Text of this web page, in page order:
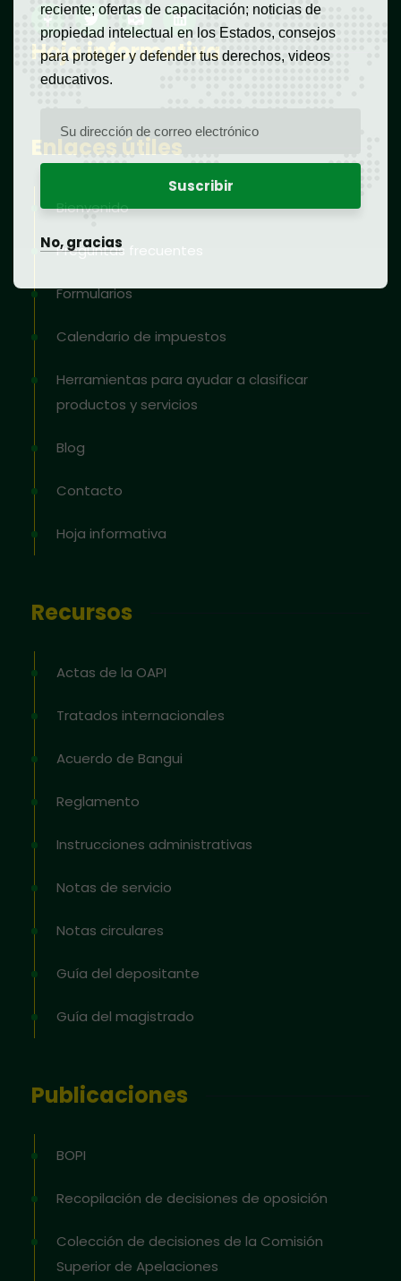
Hoja informativa
Enlaces útiles
Bienvenido
Preguntas frecuentes
Formularios
Calendario de impuestos
Herramientas para ayudar a clasificar
productos y servicios
Blog
Contacto
Hoja informativa
Recursos
Actas de la OAPI
Tratados internacionales
Acuerdo de Bangui
Reglamento
Instrucciones administrativas
Notas de servicio
Notas circulares
Guía del depositante
Guía del magistrado
Publicaciones
BOPI
Recopilación de decisiones de oposición
Colección de decisiones de la Comisión
Superior de Apelaciones
reciente; ofertas de capacitación; noticias de
propiedad intelectual en los Estados, consejos
para proteger y defender tus derechos, videos
educativos.
No, gracias